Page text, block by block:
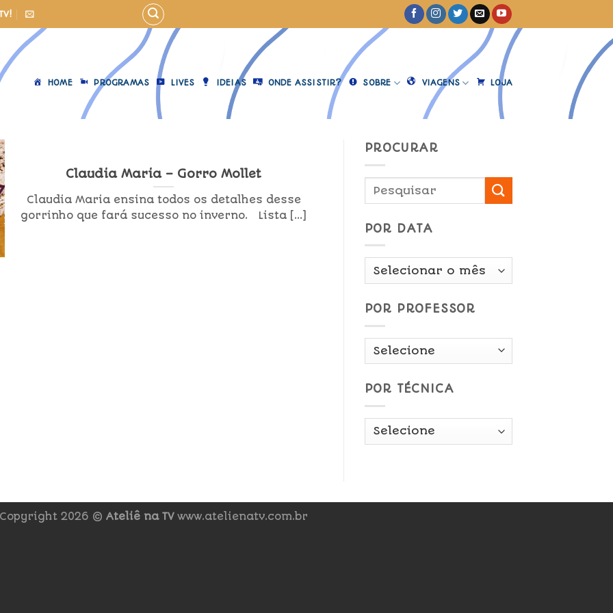
HOME PROGRAMAS LIVES IDEIAS ONDE ASSISTIR? SOBRE VIAGENS LOJA
Claudia Maria – Gorro Mollet
Claudia Maria ensina todos os detalhes desse
gorrinho que fará sucesso no inverno. Lista [...]
PROCURAR
POR DATA
Por
POR PROFESSOR
POR TÉCNICA
Copyright 2026 © Ateliê na TVwww.atelienatv.com.br